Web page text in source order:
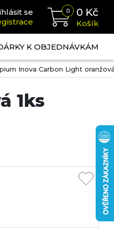
se
0 0 Kč
Košík
K OBJEDNÁVKÁM
Inova Carbon Light
1ks